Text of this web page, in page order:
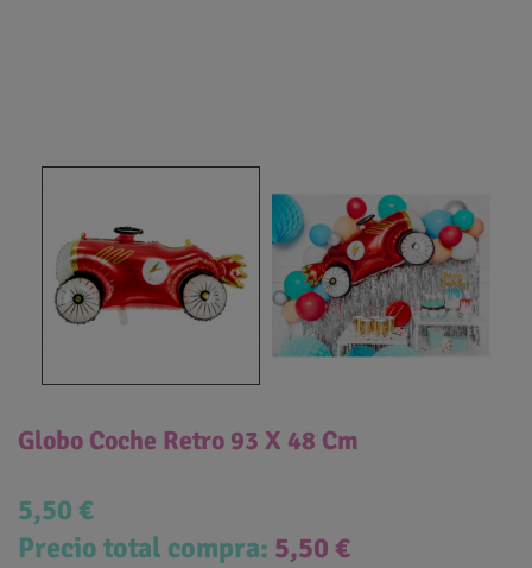
Globo Coche Retro 93 X 48 Cm
5,50 €
Precio total compra: 5,50 €